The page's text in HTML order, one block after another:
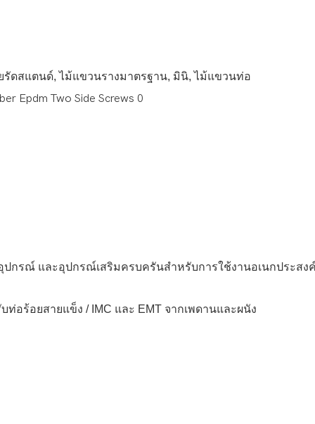
ดสแตนด์, ไม้แขวนรางมาตรฐาน, มินิ, ไม้แขวนท่อ
กรณ์ และอุปกรณ์เสริมครบครันสำหรับการใช้งานอเนกประสง
อร้อยสายแข็ง / IMC และ EMT จากเพดานและผนัง